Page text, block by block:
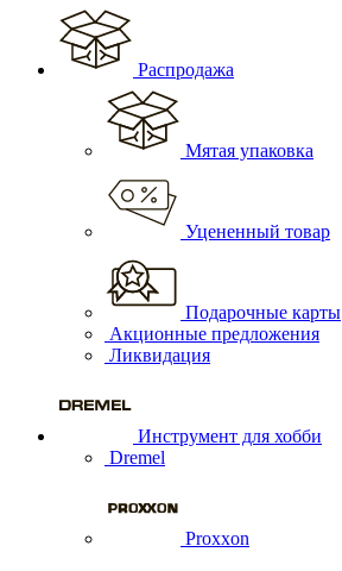
Распродажа
Мятая упаковка
Уцененный товар
Подарочные карты
Акционные предложения
Ликвидация
Инструмент для хобби
Dremel
Proxxon